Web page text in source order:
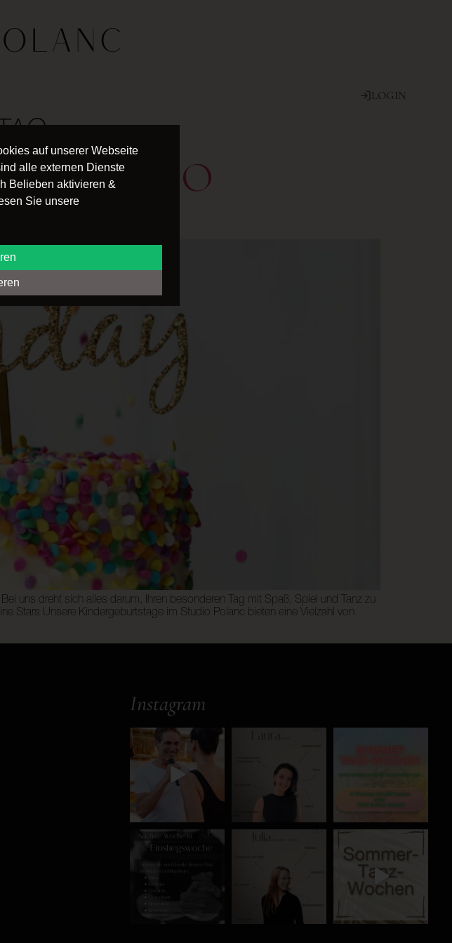
LOGIN
STUDIO
uns dreht sich alles darum, Ihren besonderen Tag mit Spaß, Spiel und Tanz zu
Stars Unsere Kindergeburtstage im Studio Polanc bieten eine Vielzahl von
Instagram
auf unserer Webseite
alle externen Dienste
Belieben aktivieren &
Sie unsere